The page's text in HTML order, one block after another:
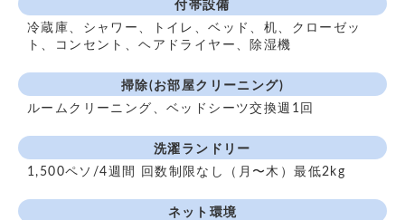
付帯設備
冷蔵庫、シャワー、トイレ、ベッド、机、クローゼッ
ト、コンセント、ヘアドライヤー、除湿機
掃除(お部屋クリーニング)
ルームクリーニング、ベッドシーツ交換週1回
洗濯ランドリー
1,500ペソ/4週間 回数制限なし（月〜木）最低2kg
ネット環境